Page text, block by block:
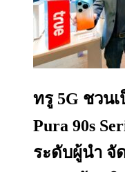
ทรู 5G ชวน
Pura 90s
ระดับผู้นำ จั